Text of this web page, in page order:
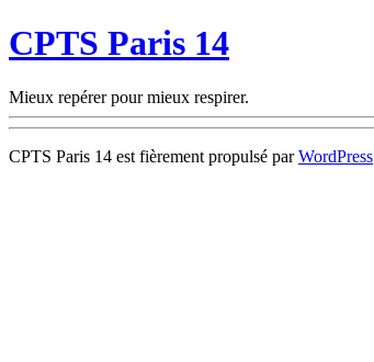
CPTS Paris 14
Mieux repérer pour mieux respirer.
CPTS Paris 14 est fièrement propulsé parWordPress